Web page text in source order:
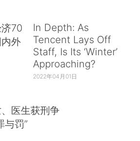
70
外
In Depth: As
Tencent Lays Off
Staff, Is Its ‘Winter’
Approaching?
2022年04月01日
医生获刑争
与罚”